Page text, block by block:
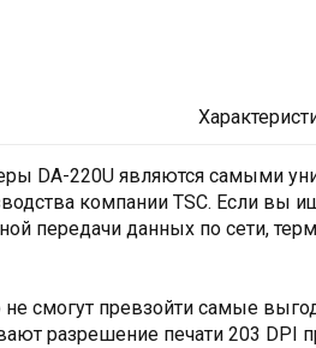
DA-220U являются самыми
компании TSC. Если вы
передачи данных по сети,
смогут превзойти самые
разрешение печати 203 DPI